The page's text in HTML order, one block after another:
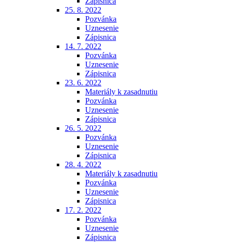
25. 8. 2022
Pozvánka
Uznesenie
Zápisnica
14. 7. 2022
Pozvánka
Uznesenie
Zápisnica
23. 6. 2022
Materiály k zasadnutiu
Pozvánka
Uznesenie
Zápisnica
26. 5. 2022
Pozvánka
Uznesenie
Zápisnica
28. 4. 2022
Materiály k zasadnutiu
Pozvánka
Uznesenie
Zápisnica
17. 2. 2022
Pozvánka
Uznesenie
Zápisnica